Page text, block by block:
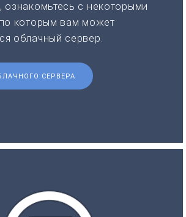
ознакомьтесь с некоторыми
которым вам может
облачный сервер.
СЕРВЕРА